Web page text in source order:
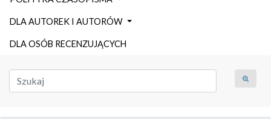
DLA AUTOREK I AUTORÓW
DLA OSÓB RECENZUJĄCYCH